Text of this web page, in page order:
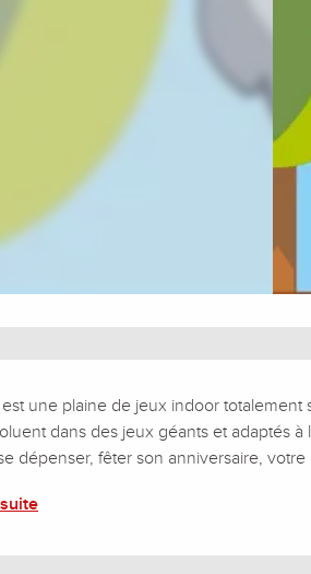
une plaine de jeux indoor totalement
dans des jeux géants et adaptés
dépenser, fêter son anniversaire,